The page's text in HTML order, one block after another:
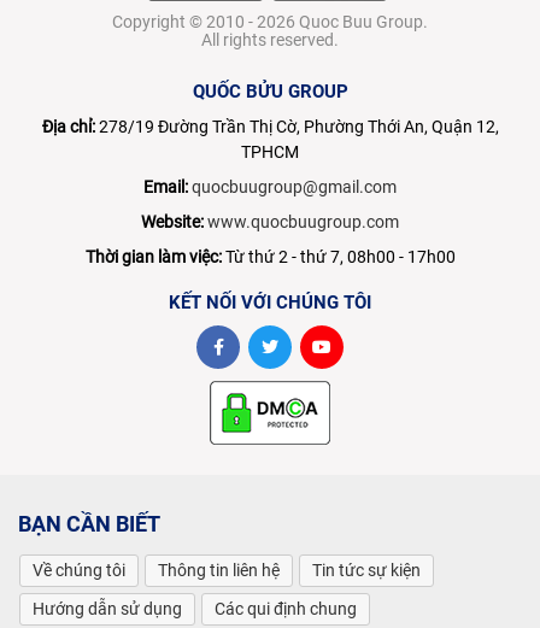
Copyright © 2010 - 2026 Quoc Buu Group.
All rights reserved.
QUỐC BỬU GROUP
Địa chỉ:278/19 Đường Trần Thị Cờ, Phường Thới An, Quận 12,
TPHCM
Email:quocbuugroup@gmail.com
Website:www.quocbuugroup.com
Thời gian làm việc:Từ thứ 2 - thứ 7, 08h00 - 17h00
KẾT NỐI VỚI CHÚNG TÔI
BẠN CẦN BIẾT
Về chúng tôi Thông tin liên hệ
Tin tức sự kiện
Hướng dẫn sử dụng
Các qui định chung